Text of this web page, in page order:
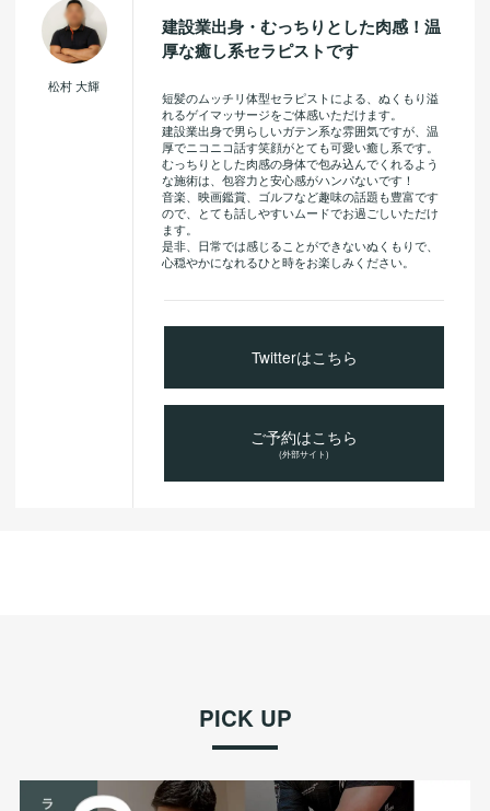
松村 大輝
建設業出身・むっちりとした肉感！温
厚な癒し系セラピストです
短髪のムッチリ体型セラピストによる、ぬくもり溢
れるゲイマッサージをご体感いただけます。
建設業出身で男らしいガテン系な雰囲気ですが、温
厚でニコニコ話す笑顔がとても可愛い癒し系です。
むっちりとした肉感の身体で包み込んでくれるよう
な施術は、包容力と安心感がハンパないです！
音楽、映画鑑賞、ゴルフなど趣味の話題も豊富です
ので、とても話しやすいムードでお過ごしいただけ
ます。
是非、日常では感じることができないぬくもりで、
心穏やかになれるひと時をお楽しみください。
Twitterはこちら
ご予約はこちら
(外部サイト)
PICK UP